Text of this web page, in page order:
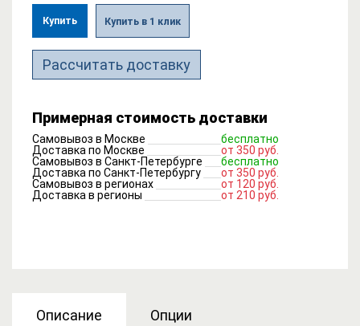
Купить Купить в 1 клик
Рассчитать доставку
Примерная стоимость доставки
Самовывоз в Москве
бесплатно
Доставка по Москве
от 350 руб.
Самовывоз в Санкт-Петербурге
бесплатно
Доставка по Санкт-Петербургу
от 350 руб.
Самовывоз в регионах
от 120 руб.
Доставка в регионы
от 210 руб.
Описание Опции